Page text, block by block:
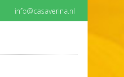
info@casaverina.nl